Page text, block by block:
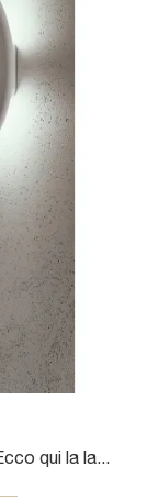
Progetti illuminotecnici da non perdere! Ecco qui la lampada da parete Vela Applique di Pentalight.